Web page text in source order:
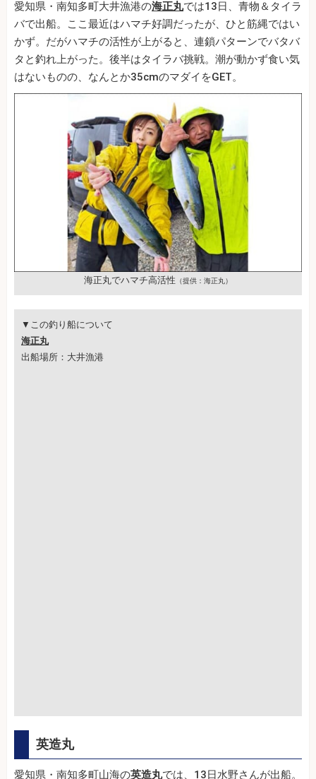
愛知県・南知多町大井漁港の海正丸では13日、青物＆タイラ
バで出船。ここ最近はハマチ好調だったが、ひと筋縄ではい
かず。だがハマチの活性が上がると、連鎖パターンでバタバ
タと釣れ上がった。後半はタイラバ挑戦。潮が動かず食い気
はないものの、なんとか35cmのマダイをGET。
海正丸でハマチ高活性 （提供：海正丸）
▼この釣り船について
海正丸
出船場所：大井漁港
英造丸
愛知県・南知多町山海の英造丸では、13日水野さんが出船。